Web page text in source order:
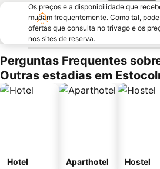
Os preços e a disponibilidade que
mudam frequentemente. Como tal,
ofertas que consulta no trivago e os
nos sites de reserva.
Perguntas Frequentes
Outras estadias em
Hotel Aparthotel Hostel